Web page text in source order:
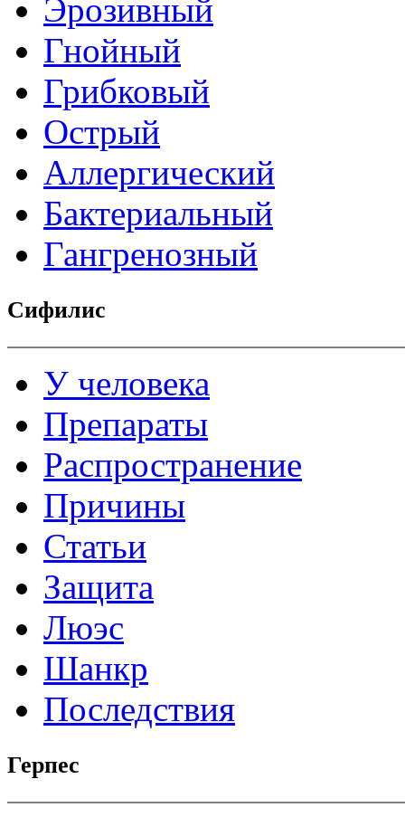
Эрозивный
Гнойный
Грибковый
Острый
Аллергический
Бактериальный
Гангренозный
Сифилис
У человека
Препараты
Распространение
Причины
Статьи
Защита
Люэс
Шанкр
Последствия
Герпес